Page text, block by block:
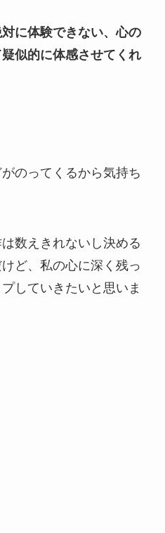
に体験できない、心の
似的に体感させてくれ
のってくるから気持ち
数えきれないし決める
ど、私の心に深く残っ
していきたいと思いま